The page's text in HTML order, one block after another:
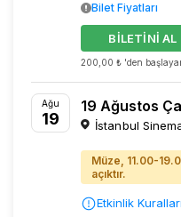
200,00 ₺ 'den
BİLETİNİ AL
Bilet Fiyatları
Ağu
19
19 Ağustos
İstanbul
Müze, 11.00-
açıktır.
Etkinlik Kuralları